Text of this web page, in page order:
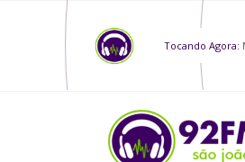
Tocando Agora: